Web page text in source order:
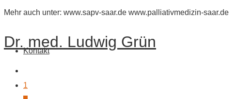
Kontakt
Mehr auch unter: www.sapv-saar.de www.palliativmedizin-saar.de
Dr. med. Ludwig Grün
1